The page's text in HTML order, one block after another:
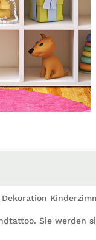
Sie werden